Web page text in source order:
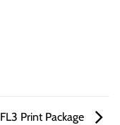
FL3 Print Package